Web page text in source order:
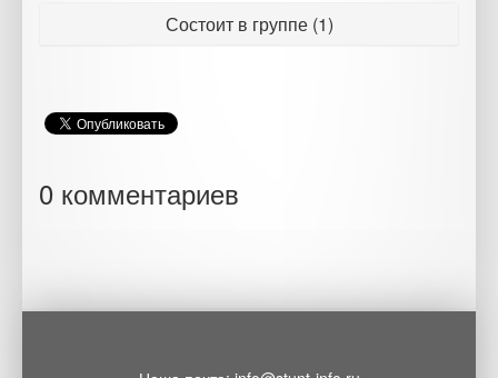
Состоит в группе (1)
0 комментариев